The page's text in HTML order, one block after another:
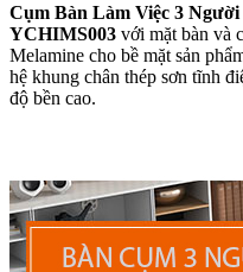
Cụm Bàn Làm Việc 3 Người
YCHIMS003 với mặt bàn và
Melamine cho bề mặt sản
hệ khung chân thép sơn tĩnh
độ bền cao.